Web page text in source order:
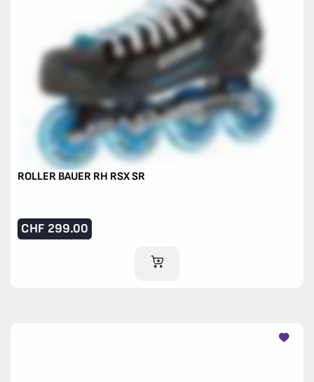
ROLLER BAUER RH RSX SR
CHF 299.00
AJOUTER AU PANIER